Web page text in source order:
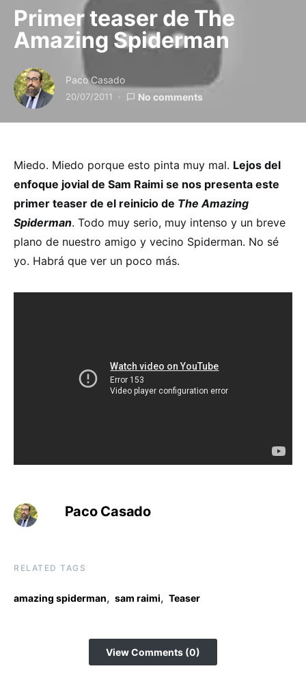
Primer teaser de The
Amazing Spiderman
Paco Casado
20/07/2011 No comments
Miedo. Miedo porque esto pinta muy mal. Lejos del
enfoque jovial de Sam Raimi se nos presenta este
primer teaser de el reinicio de The Amazing
Spiderman. Todo muy serio, muy intenso y un breve
plano de nuestro amigo y vecino Spiderman. No sé
yo. Habrá que ver un poco más.
Paco Casado
RELATED TAGS
amazing spiderman, sam raimi, Teaser
View Comments (0)